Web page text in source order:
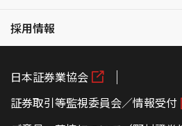
採用情報
日本証券業協会
証券取引等監視委員会／情報受付